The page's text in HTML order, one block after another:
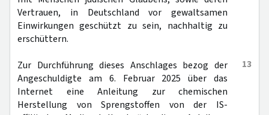
Vertrauen, in Deutschland vor gewaltsamen
Einwirkungen geschützt zu sein, nachhaltig zu
erschüttern.
13
Zur Durchführung dieses Anschlages bezog der
Angeschuldigte am 6. Februar 2025 über das
Internet eine Anleitung zur chemischen
Herstellung von Sprengstoffen von der IS-